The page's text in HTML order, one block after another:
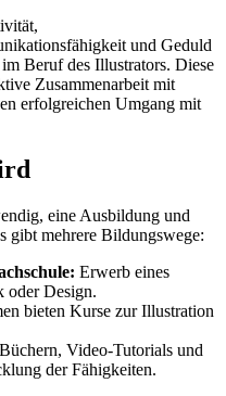
und Geduld
Beruf des Illustrators. Diese
Zusammenarbeit mit
erfolgreichen Umgang mit
eine Ausbildung und
gibt mehrere Bildungswege:
Erwerb eines
oder Design.
bieten Kurse zur Illustration
Video-Tutorials und
der Fähigkeiten.